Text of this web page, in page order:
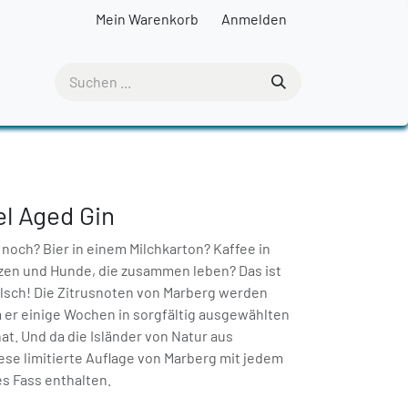
Mein Warenkorb Anmelden
Aged Gin
Bier in einem Milchkarton? Kaffee in
und Hunde, die zusammen leben? Das ist
Die Zitrusnoten von Marberg werden
er einige Wochen in sorgfältig ausgewählten
Und da die Isländer von Natur aus
limitierte Auflage von Marberg mit jedem
Fass enthalten.